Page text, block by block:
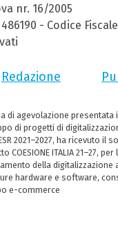
nr. 16/2005
- Codice
Redazione
di agevolazione
di progetti di
2021–2027, ha ricevuto il
ITALIA 21–27,
della digitalizzazione
hardware e software,
e-commerce